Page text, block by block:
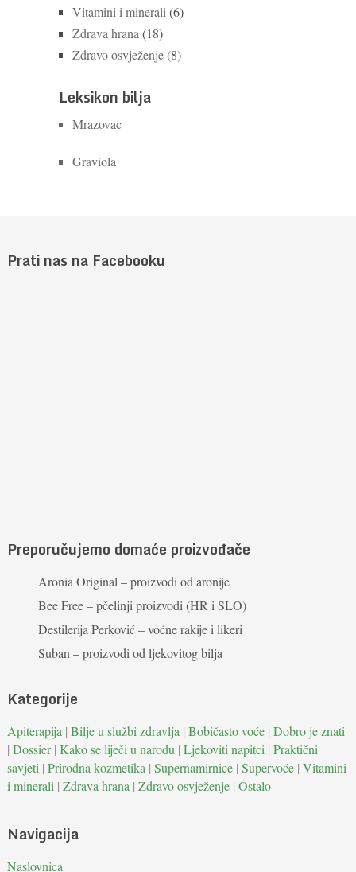
Vitamini i minerali(6)
Zdrava hrana(18)
Zdravo osvježenje(8)
Leksikon bilja
Mrazovac
Graviola
Prati nas na Facebooku
Preporučujemo domaće proizvođače
Aronia Original – proizvodi od aronije
Bee Free – pčelinji proizvodi (HR i SLO)
Destilerija Perković – voćne rakije i likeri
Suban – proizvodi od ljekovitog bilja
Kategorije
Apiterapija| Bilje u službi zdravlja| Bobičasto voće| Dobro je znati
| Dossier| Kako se liječi u narodu| Ljekoviti napitci| Praktični
savjeti| Prirodna kozmetika| Supernamirnice| Supervoće| Vitamini
i minerali| Zdrava hrana| Zdravo osvježenje| Ostalo
Navigacija
Naslovnica